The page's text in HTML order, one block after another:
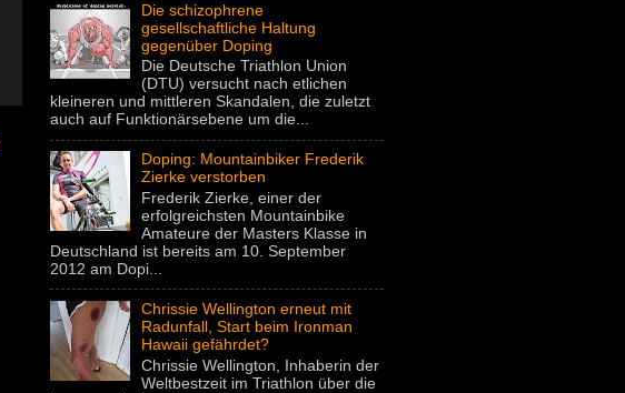
Die schizophrene
gesellschaftliche Haltung
gegenüber Doping
Die Deutsche Triathlon Union
(DTU) versucht nach etlichen
kleineren und mittleren Skandalen, die zuletzt
auch auf Funktionärsebene um die...
Doping: Mountainbiker Frederik
Zierke verstorben
Frederik Zierke, einer der
erfolgreichsten Mountainbike
Amateure der Masters Klasse in
Deutschland ist bereits am 10. September
2012 am Dopi...
Chrissie Wellington erneut mit
Radunfall, Start beim Ironman
Hawaii gefährdet?
Chrissie Wellington, Inhaberin der
Weltbestzeit im Triathlon über die